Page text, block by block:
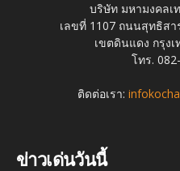
บริษัท มหามงคลเ
เลขที่ 1107 ถนนสุทธิส
เขตดินแดง กรุง
โทร.
ติดต่อเรา:
ข่าวเด่นวันนี้